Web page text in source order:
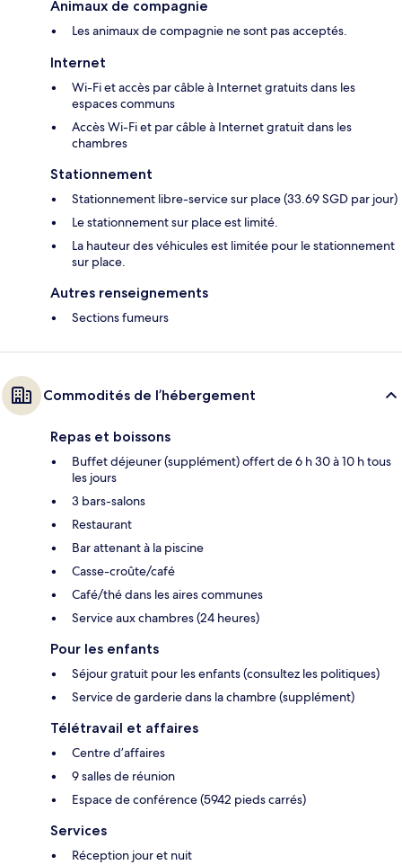
Animaux de compagnie
Les animaux de compagnie ne sont pas acceptés.
Internet
Wi-Fi et accès par câble à Internet gratuits dans les
espaces communs
Accès Wi-Fi et par câble à Internet gratuit dans les
chambres
Stationnement
Stationnement libre-service sur place (33.69 SGD par jour)
Le stationnement sur place est limité.
La hauteur des véhicules est limitée pour le stationnement
sur place.
Autres renseignements
Sections fumeurs
Commodités de l’hébergement
Repas et boissons
Buffet déjeuner (supplément) offert de 6 h 30 à 10 h tous
les jours
3 bars-salons
Restaurant
Bar attenant à la piscine
Casse-croûte/café
Café/thé dans les aires communes
Service aux chambres (24 heures)
Pour les enfants
Séjour gratuit pour les enfants (consultez les politiques)
Service de garderie dans la chambre (supplément)
Télétravail et affaires
Centre d’affaires
9 salles de réunion
Espace de conférence (5942 pieds carrés)
Services
Réception jour et nuit